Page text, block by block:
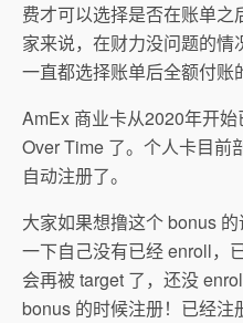
费才可以选择是否在账单
家来说，在财力没问题的
一直都选择账单后全额付账
AmEx 商业卡从2020年开
Over Time 了。个人卡目前
自动注册了。
大家如果想撸这个 bonus
一下自己没有已经 enroll，
会再被 target 了，还没
bonus 的时候注册！已经注